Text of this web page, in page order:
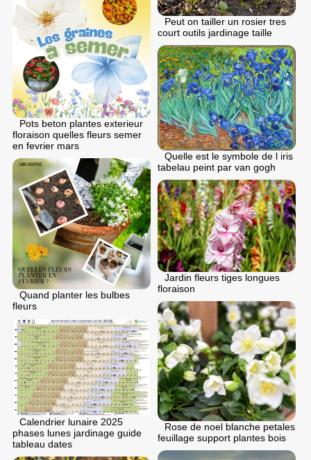
Peut on tailler un rosier tres
court outils jardinage taille
Pots beton plantes exterieur
floraison quelles fleurs semer
en fеvrier mars
Quelle est le symbole de l iris
tabelau peint par van gogh
Quand planter les bulbes
fleurs
Jardin fleurs tiges longues
floraison
Rose de noel blanche petales
feuillage support plantes bois
Calendrier lunaire 2025
phases lunes jardinage guide
tableau dates